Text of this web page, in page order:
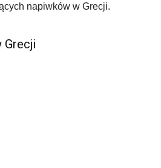
napiwków w Grecji.
Grecji